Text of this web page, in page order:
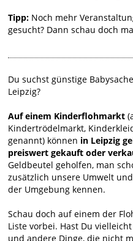
Tipp: Noch mehr
gesucht? Dann schau doch
Du suchst günstige
Leipzig?
Auf einem Kinderflohmarkt
Kindertrödelmarkt,
genannt) können in Leipzig
preiswert gekauft oder
Geldbeutel geholfen, man
zusätzlich unsere Umwelt
der Umgebung kennen.
Schau doch auf einem der
Liste vorbei. Hast Du
und andere Dinge, die nicht